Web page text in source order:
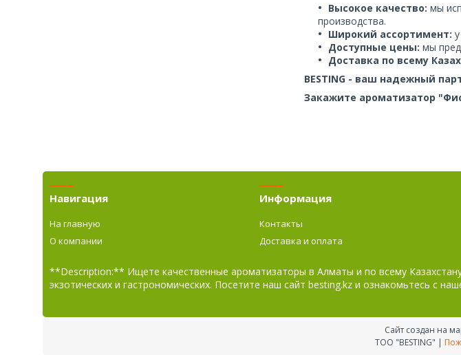
Высокое качество: мы
производства.
Широкий ассортимент:
Доступные цены: мы
Доставка по всему
BESTING - ваш надежный
Закажите ароматизатор
Навигация
На главную
О компании
Информация
Контакты
Доставка и оплата
**Description:** Ищете качественные ароматизаторы в Алматы и по всему
экзотических и гастрономических. Посетите наш сайт besting.kz и ознакомьтесь с
Сайт создан на
ТОО "BESTING" |